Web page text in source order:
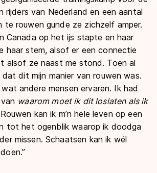
rijders van Nederland en een aantal
te rouwen gunde ze zichzelf amper.
Canada op het ijs stapte en haar
haar stem, alsof er een connectie
alsof ze naast me stond. Toen al
dat dit mijn manier van rouwen was.
andere mensen ervaren. Ik had
waarom moet ik dit loslaten als ik
Rouwen kan ik m’n hele leven op een
tot het ogenblik waarop ik doodga
missen. Schaatsen kan ik wél